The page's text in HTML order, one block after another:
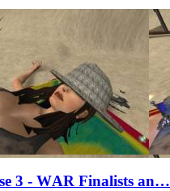
3 - W­AR Finalists an…